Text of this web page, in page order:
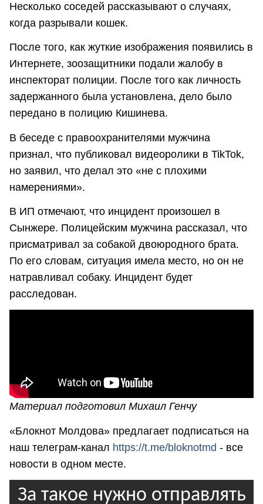
Несколько соседей рассказывают о случаях,
когда разрывали кошек.
После того, как жуткие изображения появились в
Интернете, зоозащитники подали жалобу в
инспекторат полиции. После того как личность
задержанного была установлена, дело было
передано в полицию Кишинева.
В беседе с правоохранителями мужчина
признал, что публиковал видеоролики в TikTok,
но заявил, что делал это «не с плохими
намерениями».
В ИП отмечают, что инцидент произошел в
Сынжере. Полицейским мужчина рассказал, что
присматривал за собакой двоюродного брата.
По его словам, ситуация имела место, но он не
натравливал собаку. Инцидент будет
расследован.
Материал подготовил Михаил Генчу
«Блокнот Молдова» предлагает подписаться на
наш телеграм-канал https://t.me/bloknotmd - все
новости в одном месте.